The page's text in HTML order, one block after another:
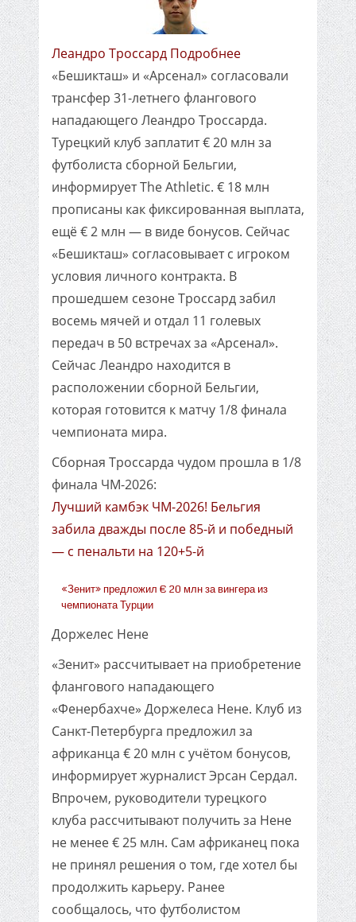
Леандро Троссард Подробнее
«Бешикташ» и «Арсенал» согласовали
трансфер 31-летнего флангового
нападающего Леандро Троссарда.
Турецкий клуб заплатит € 20 млн за
футболиста сборной Бельгии,
информирует The Athletic. € 18 млн
прописаны как фиксированная выплата,
ещё € 2 млн — в виде бонусов. Сейчас
«Бешикташ» согласовывает с игроком
условия личного контракта. В
прошедшем сезоне Троссард забил
восемь мячей и отдал 11 голевых
передач в 50 встречах за «Арсенал».
Сейчас Леандро находится в
расположении сборной Бельгии,
которая готовится к матчу 1/8 финала
чемпионата мира.
Сборная Троссарда чудом прошла в 1/8
финала ЧМ-2026:
Лучший камбэк ЧМ-2026! Бельгия
забила дважды после 85-й и победный
— с пенальти на 120+5-й
«Зенит» предложил € 20 млн за вингера из
чемпионата Турции
Доржелес Нене
«Зенит» рассчитывает на приобретение
флангового нападающего
«Фенербахче» Доржелеса Нене. Клуб из
Санкт-Петербурга предложил за
африканца € 20 млн с учётом бонусов,
информирует журналист Эрсан Сердал.
Впрочем, руководители турецкого
клуба рассчитывают получить за Нене
не менее € 25 млн. Сам африканец пока
не принял решения о том, где хотел бы
продолжить карьеру. Ранее
сообщалось, что футболистом